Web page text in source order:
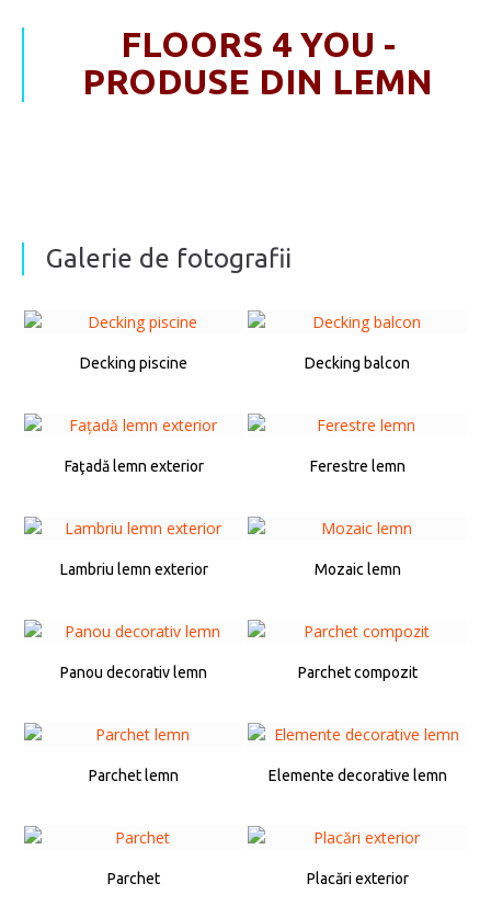
FLOORS 4 YOU -
PRODUSE DIN LEMN
Galerie de fotografii
Decking piscine Decking balcon
Faţadă lemn exterior Ferestre lemn
Lambriu lemn exterior Mozaic lemn
Panou decorativ lemn Parchet compozit
Parchet lemn Elemente decorative lemn
Parchet Placări exterior